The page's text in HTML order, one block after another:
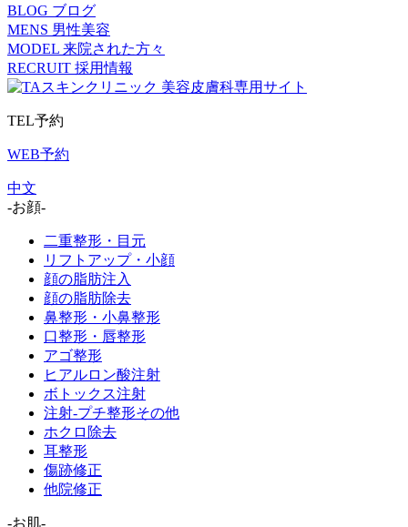
BLOG ブログ
MENS 男性美容
MODEL 来院された方々
RECRUIT 採用情報
TEL予約
WEB予約
中文
-お顔-
二重整形・目元
リフトアップ・小顔
顔の脂肪注入
顔の脂肪除去
鼻整形・小鼻整形
口整形・唇整形
アゴ整形
ヒアルロン酸注射
ボトックス注射
注射-プチ整形その他
ホクロ除去
耳整形
傷跡修正
他院修正
-お肌-